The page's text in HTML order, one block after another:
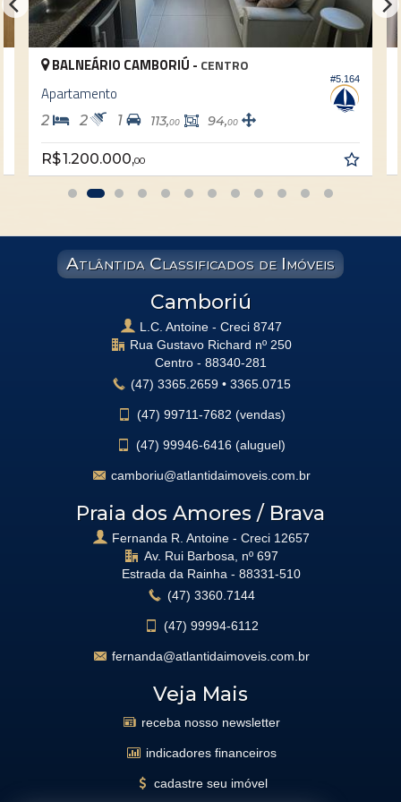
#5.164
BALNEÁRIO CAMBORIÚ - CENTRO
Apartamento
2 2 1 113,00 94,00
R$ 1.200.000,00
Atlântida Classificados de Imóveis
Camboriú
L.C. Antoine - Creci 8747
Rua Gustavo Richard nº 250
Centro - 88340-281
(47) 3365.2659 • 3365.0715
(47) 99711-7682 (vendas)
(47) 99946-6416 (aluguel)
camboriu@atlantidaimoveis.com.br
Praia dos Amores / Brava
Fernanda R. Antoine - Creci 12657
Av. Rui Barbosa, nº 697
Estrada da Rainha - 88331-510
(47) 3360.7144
(47) 99994-6112
fernanda@atlantidaimoveis.com.br
Veja Mais
receba nosso newsletter
indicadores financeiros
cadastre seu imóvel